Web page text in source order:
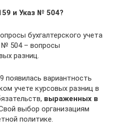
и Указ № 504?
бухгалтерского учета
№ 504 – вопросы
разниц.
появилась вариантность
учете курсовых разниц в
выраженных в
выбор организациям
политике.